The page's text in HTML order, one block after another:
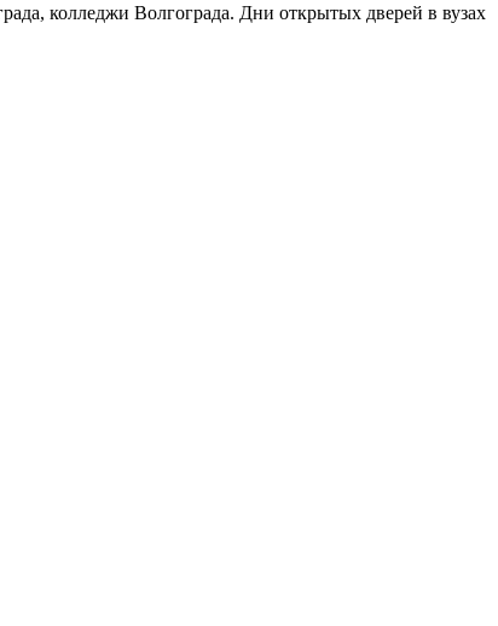
колледжи Волгограда. Дни открытых дверей в вузах